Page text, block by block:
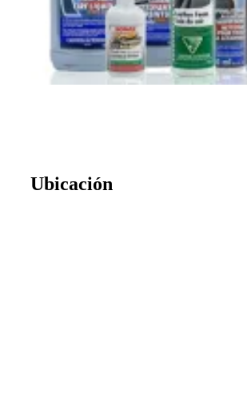
Ubicación